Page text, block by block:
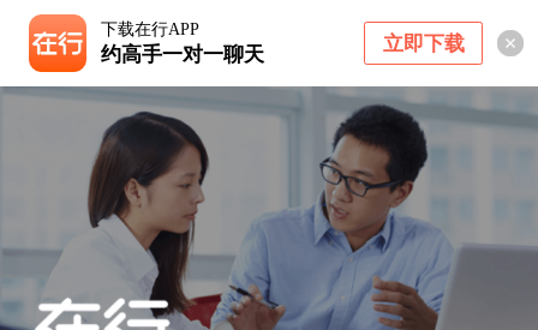
下载在行APP
约高手一对一聊天 立即下载